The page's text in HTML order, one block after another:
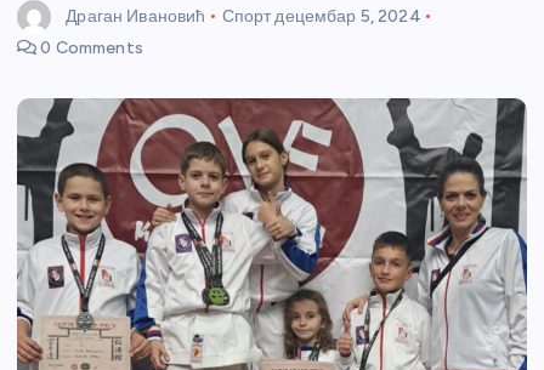
Драган Ивановић Спорт децембар 5, 2024
0 Comments